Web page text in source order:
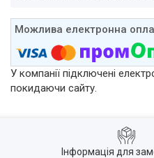
У компанії підключені
покидаючи сайту.
Інформація для